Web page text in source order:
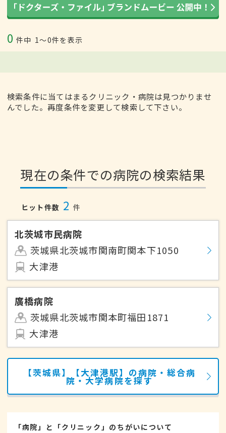
0 件中 1〜0件を表示
検索条件に当てはまるクリニック・病院は見つかりませ
んでした。再度条件を変更して検索して下さい。
現在の条件での病院の検索結果
ヒット件数 2 件
北茨城市民病院
茨城県北茨城市関南町関本下1050
大津港
廣橋病院
茨城県北茨城市関本町福田1871
大津港
【茨城県】【大津港駅】の病院・総合病
院・大学病院を探す
「病院」と「クリニック」のちがいについて